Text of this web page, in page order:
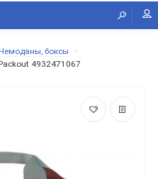
боксы
4932471067